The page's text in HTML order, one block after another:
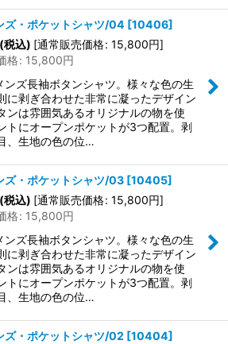
ズ・ポケットシャツ/04 [10406]
(税込) [通常販売価格: 15,800円]
格: 15,800円
ンズ長袖ボタンシャツ。様々な色の生
に剥ぎ合わせた非常に凝ったデザイン
ンは雰囲気あるオリジナルの物を使
トにオープンポケットが3つ配置。剥
、生地の色の位…
ズ・ポケットシャツ/03 [10405]
(税込) [通常販売価格: 15,800円]
格: 15,800円
ンズ長袖ボタンシャツ。様々な色の生
に剥ぎ合わせた非常に凝ったデザイン
ンは雰囲気あるオリジナルの物を使
トにオープンポケットが3つ配置。剥
、生地の色の位…
ズ・ポケットシャツ/02 [10404]